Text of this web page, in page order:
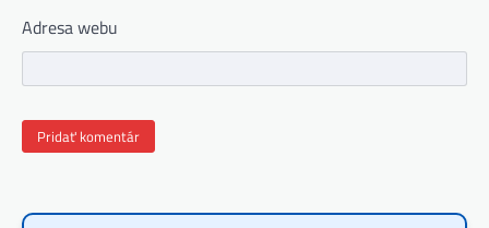
Adresa webu